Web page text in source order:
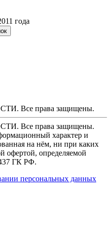
года
Все права защищены.
Все права защищены.
характер и
на нём, ни при каких
офертой, определяемой
ГК РФ.
персональных данных